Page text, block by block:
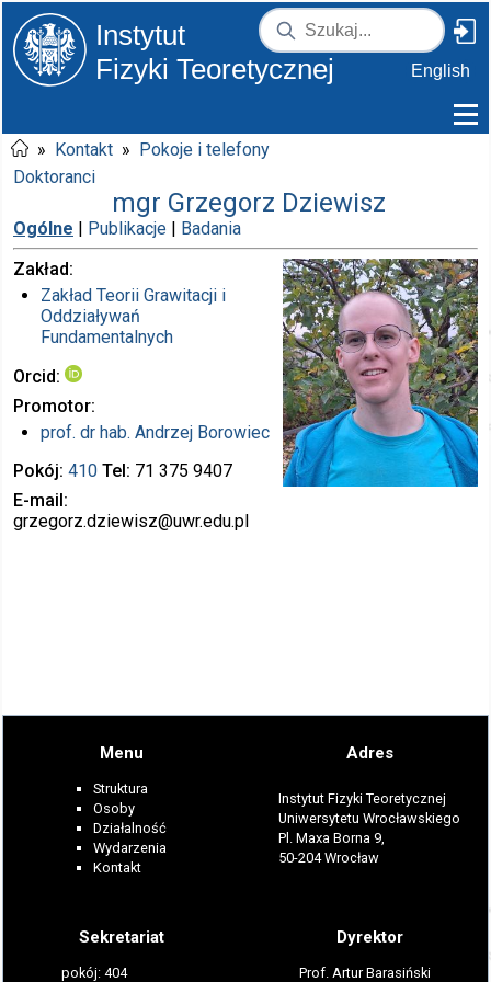
Instytut
Fizyki Teoretycznej
English
» Kontakt » Pokoje i telefony
Doktoranci
mgr Grzegorz Dziewisz
Ogólne | Publikacje | Badania
Zakład
Zakład Teorii Grawitacji i
Oddziaływań
Fundamentalnych
Orcid
Promotor
prof. dr hab. Andrzej Borowiec
Pokój 410 Tel 71 375 9407
E-mail
grzegorz.dziewisz@uwr.edu.pl
Menu
Struktura
Osoby
Działalność
Wydarzenia
Kontakt
Adres
Instytut Fizyki Teoretycznej
Uniwersytetu Wrocławskiego
Pl. Maxa Borna 9,
50-204 Wrocław
Sekretariat
pokój: 404
Dyrektor
Prof. Artur Barasiński